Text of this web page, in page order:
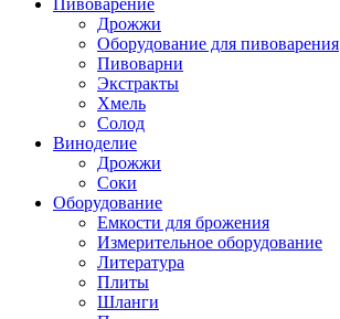
Пивоварение
Дрожжи
Оборудование для пивоварения
Пивоварни
Экстракты
Хмель
Солод
Виноделие
Дрожжи
Соки
Оборудование
Емкости для брожения
Измерительное оборудование
Литература
Плиты
Шланги